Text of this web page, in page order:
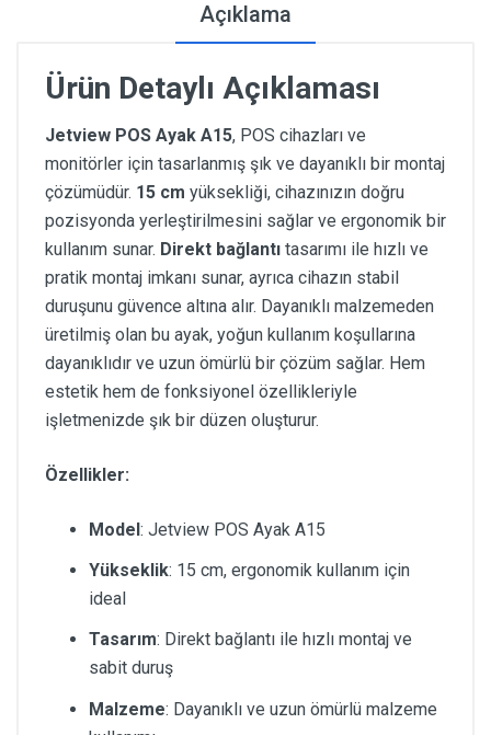
Açıklama
Ürün Detaylı Açıklaması
Jetview POS Ayak A15, POS cihazları ve
monitörler için tasarlanmış şık ve dayanıklı bir montaj
çözümüdür. 15 cm yüksekliği, cihazınızın doğru
pozisyonda yerleştirilmesini sağlar ve ergonomik bir
kullanım sunar. Direkt bağlantı tasarımı ile hızlı ve
pratik montaj imkanı sunar, ayrıca cihazın stabil
duruşunu güvence altına alır. Dayanıklı malzemeden
üretilmiş olan bu ayak, yoğun kullanım koşullarına
dayanıklıdır ve uzun ömürlü bir çözüm sağlar. Hem
estetik hem de fonksiyonel özellikleriyle
işletmenizde şık bir düzen oluşturur.
Özellikler:
Model: Jetview POS Ayak A15
Yükseklik: 15 cm, ergonomik kullanım için
ideal
Tasarım: Direkt bağlantı ile hızlı montaj ve
sabit duruş
Malzeme: Dayanıklı ve uzun ömürlü malzeme